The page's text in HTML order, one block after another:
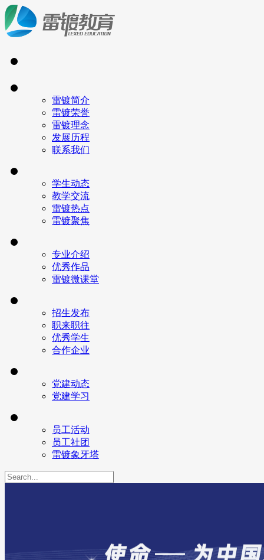
雷镀简介
雷镀荣誉
雷镀理念
发展历程
联系我们
学生动态
教学交流
雷镀热点
雷镀聚焦
专业介绍
优秀作品
雷镀微课堂
招生发布
职来职往
优秀学生
合作企业
党建动态
党建学习
员工活动
员工社团
雷镀象牙塔